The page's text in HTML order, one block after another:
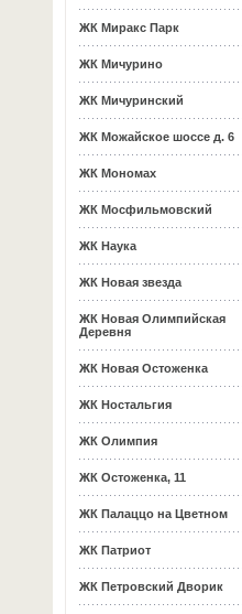
ЖК Миракс Парк
ЖК Мичурино
ЖК Мичуринский
ЖК Можайское шоссе д. 6
ЖК Мономах
ЖК Мосфильмовский
ЖК Наука
ЖК Новая звезда
ЖК Новая Олимпийская
Деревня
ЖК Новая Остоженка
ЖК Ностальгия
ЖК Олимпия
ЖК Остоженка, 11
ЖК Палаццо на Цветном
ЖК Патриот
ЖК Петровский Дворик